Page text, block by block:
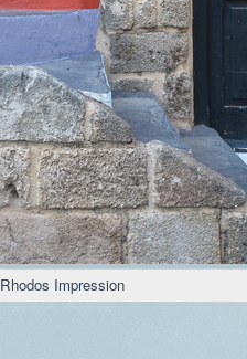
Rhodos Impression